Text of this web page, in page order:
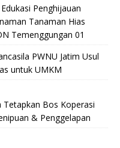
Penghijauan
Tanaman Hias
Temenggungan 01
PWNU Jatim Usul
untuk UMKM
Bos Koperasi
& Penggelapan